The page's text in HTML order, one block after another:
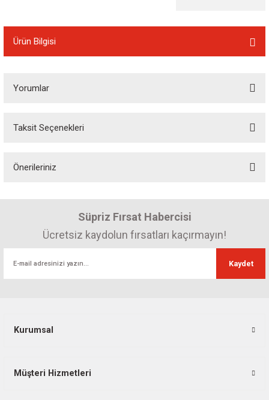
Ürün Bilgisi
Yorumlar
Taksit Seçenekleri
Önerileriniz
Görüş ve önerileriniz için teşekkür ederiz.
Ürün resmi kalitesiz, bozuk veya görüntülenemiyor.
Bu ürüne benzer farklı alternatifler olmalı.
Süpriz Fırsat Habercisi
Ücretsiz kaydolun fırsatları kaçırmayın!
Kaydet
Kurumsal
Müşteri Hizmetleri